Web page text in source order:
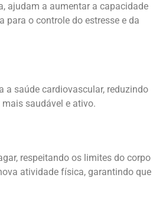
ajudam a aumentar a capacidade
para o controle do estresse e da
a saúde cardiovascular, reduzindo
saudável e ativo.
respeitando os limites do corpo
atividade física, garantindo que